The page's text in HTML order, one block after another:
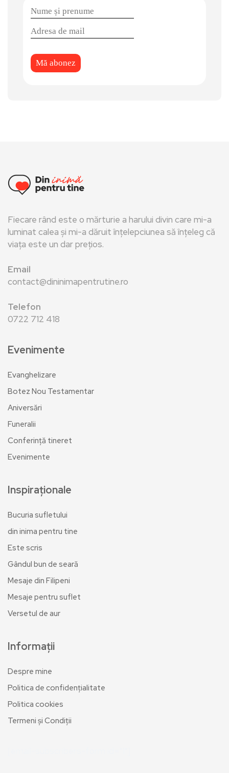
Fiecare rând este o mărturie a harului divin care mi-a
luminat calea și mi-a dăruit înțelepciunea să înțeleg că
viața este un dar prețios.
Email
contact@dininimapentrutine.ro
Telefon
0722 712 418
Evenimente
Evanghelizare
Botez Nou Testamentar
Aniversări
Funeralii
Conferință tineret
Evenimente
Inspiraționale
Bucuria sufletului
din inima pentru tine
Este scris
Gândul bun de seară
Mesaje din Filipeni
Mesaje pentru suflet
Versetul de aur
Informații
Despre mine
Politica de confidențialitate
Politica cookies
Termeni și Condiții